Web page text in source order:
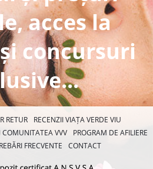
acces la
concursuri
RETUR
RECENZII VIAȚA VERDE VIU
COMUNITATEA VVV
PROGRAM DE AFILIERE
FRECVENTE CONTACT